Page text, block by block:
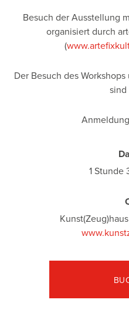
Besuch der Ausstellung
organisiert durch
(
Der Besuch des
sind
1 Stunde